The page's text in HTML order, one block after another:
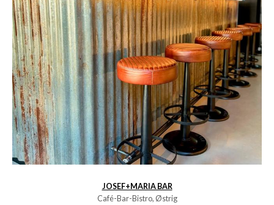
JOSEF+MARIA BAR
Café-Bar-Bistro, Østrig